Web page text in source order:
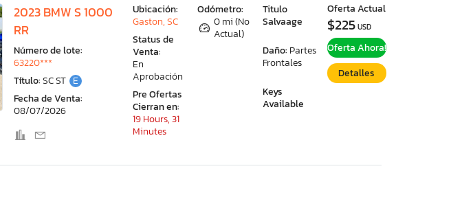
2023 BMW S 1000
RR
Número de lote:
63220***
Título:SC ST E
Fecha de Venta:
08/07/2026
Odómetro:
0 mi (No
Actual)
Titulo
Salvaage
Daño: Partes
Frontales
Keys
Available
Ubicación:
Gaston, SC
Status de
Venta:
En
Aprobación
Pre Ofertas
Cierran en:
19 Hours, 31
Minutes
Oferta Actual
$225USD
Oferta Ahora!
Detalles